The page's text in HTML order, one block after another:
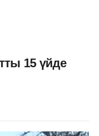
15 үйде